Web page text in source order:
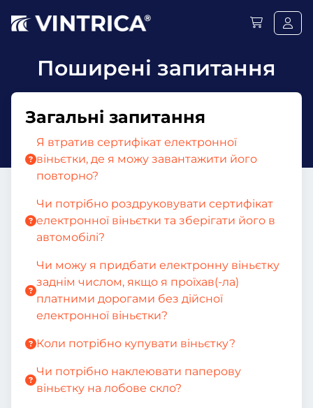
Поширені запитання
Загальні запитання
Я втратив сертифікат електронної
віньєтки, де я можу завантажити його
повторно?
Чи потрібно роздруковувати сертифікат
електронної віньєтки та зберігати його в
автомобілі?
Чи можу я придбати електронну віньєтку
заднім числом, якщо я проїхав(-ла)
платними дорогами без дійсної
електронної віньєтки?
Коли потрібно купувати віньєтку?
Чи потрібно наклеювати паперову
віньєтку на лобове скло?